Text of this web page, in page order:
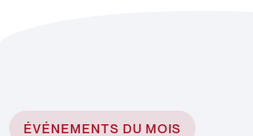
ÉVÉNEMENTS DU MOIS